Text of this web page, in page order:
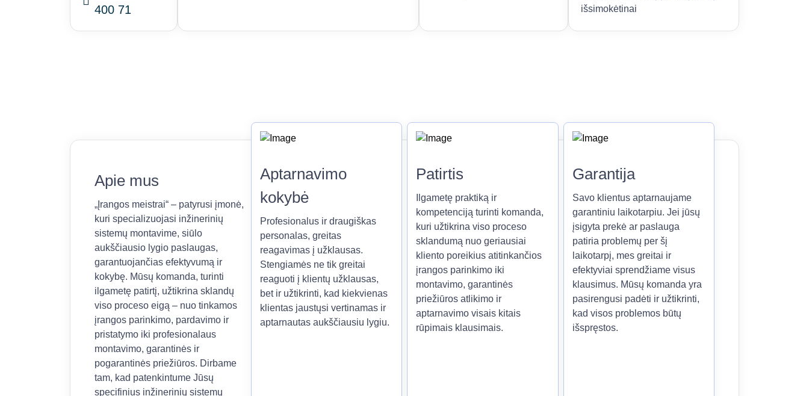
400 71
išsimokėtinai
Apie mus
„Įrangos meistrai“ – patyrusi įmonė,
kuri specializuojasi inžinerinių
sistemų montavime, siūlo
aukščiausio lygio paslaugas,
garantuojančias efektyvumą ir
kokybę. Mūsų komanda, turinti
ilgametę patirtį, užtikrina sklandų
viso proceso eigą – nuo tinkamos
įrangos parinkimo, pardavimo ir
pristatymo iki profesionalaus
montavimo, garantinės ir
pogarantinės priežiūros. Dirbame
tam, kad patenkintume Jūsų
specifinius inžinerinių sistemų
Aptarnavimo
kokybė
Profesionalus ir draugiškas
personalas, greitas
reagavimas į užklausas.
Stengiamės ne tik greitai
reaguoti į klientų užklausas,
bet ir užtikrinti, kad kiekvienas
klientas jaustųsi vertinamas ir
aptarnautas aukščiausiu lygiu.
Patirtis
Ilgametę praktiką ir
kompetenciją turinti komanda,
kuri užtikrina viso proceso
sklandumą nuo geriausiai
kliento poreikius atitinkančios
įrangos parinkimo iki
montavimo, garantinės
priežiūros atlikimo ir
aptarnavimo visais kitais
rūpimais klausimais.
Garantija
Savo klientus aptarnaujame
garantiniu laikotarpiu. Jei jūsų
įsigyta prekė ar paslauga
patiria problemų per šį
laikotarpį, mes greitai ir
efektyviai sprendžiame visus
klausimus. Mūsų komanda yra
pasirengusi padėti ir užtikrinti,
kad visos problemos būtų
išspręstos.